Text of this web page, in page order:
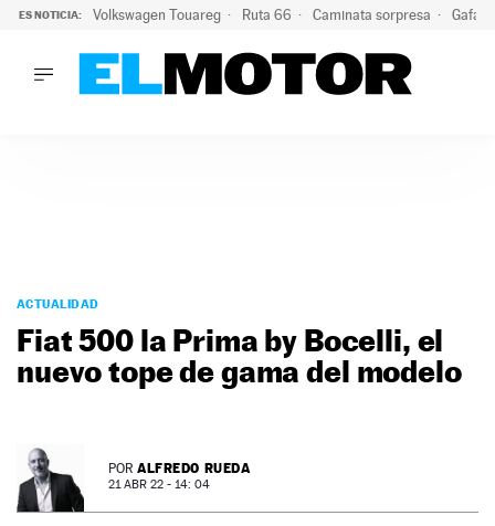
ES NOTICIA: Volkswagen Touareg Ruta 66 Caminata sorpresa Gafas
PODCAST
MOTOS
TECNOLOGÍA
PREMIOS
SERVICIOS
ACTUALIDAD
Fiat 500 la Prima by Bocelli, el
nuevo tope de gama del modelo
POR ALFREDO RUEDA
21 ABR 22 - 14: 04